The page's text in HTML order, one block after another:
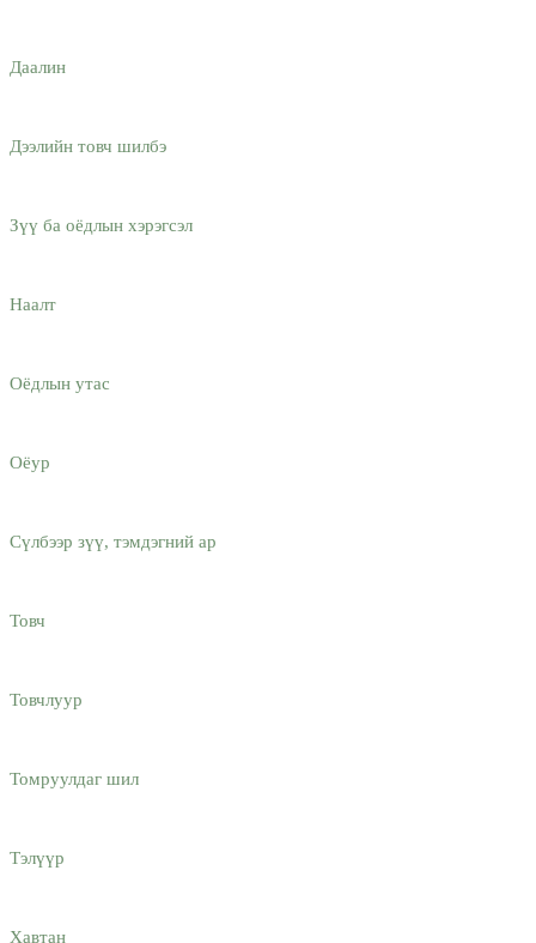
Даалин
Дээлийн товч шилбэ
Зүү ба оёдлын хэрэгсэл
Наалт
Оёдлын утас
Оёур
Сүлбээр зүү, тэмдэгний ар
Товч
Товчлуур
Томруулдаг шил
Тэлүүр
Хавтан